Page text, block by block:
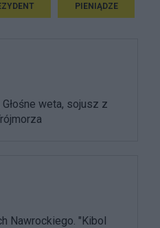
PIENIĄDZE
weta, sojusz z
Nawrockiego. "Kibol